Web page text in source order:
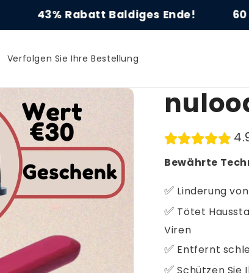
60 Tage Geld-zurück-Garantie!
Verfolgen Sie Ihre Bestellung
Bewährte
✅ Linderung
✅ Tötet
Viren
✅ Entfernt
✅